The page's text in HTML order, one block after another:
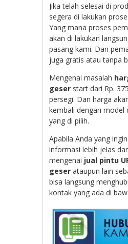
Jika telah selesai di
segera di lakukan
Yang mana proses
akan di lakukan
pasang kami. Dan
juga gratis atau tanpa
Mengenai masalah
geser start dari Rp.
persegi. Dan harga
kembali dengan model
yang di pilih.
Apabila Anda yang
informasi lebih jelas
mengenai jual pintu
geserataupun lain
bisa langsung
kontak yang ada di